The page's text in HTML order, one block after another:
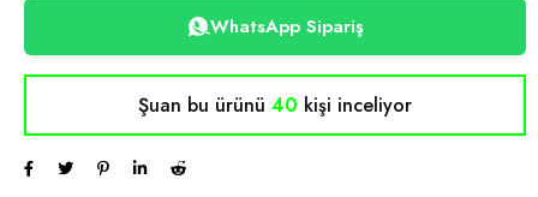
WhatsApp Sipariş
Şuan bu ürünü 40 kişi inceliyor